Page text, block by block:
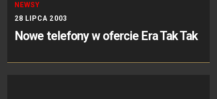
NEWSY
28 LIPCA 2003
Nowe telefony w ofercie Era Tak Tak